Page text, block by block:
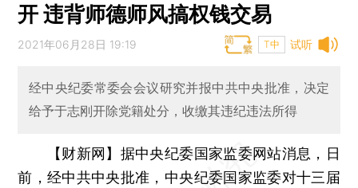
开 违背师德师风搞权钱交易
试听
2021年06月28日 19:19 T中
经中央纪委常委会会议研究并报中共中央批准，决定
给予于志刚开除党籍处分，收缴其违纪违法所得
【财新网】 据中央纪委国家监委网站消息，日
前，经中共中央批准，中央纪委国家监委对十三届